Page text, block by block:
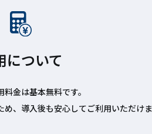
について
金は基本無料です。
、導入後も安心してご利用いただけ